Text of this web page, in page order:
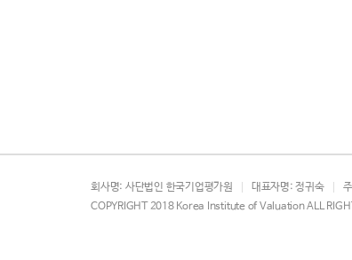
회사명: 사단법인 한국기업평가원 대표자명: 정귀숙
COPYRIGHT 2018 Korea Institute of Valuation ALL